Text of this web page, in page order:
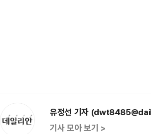
유정선 기자
기사 모아 보기 >